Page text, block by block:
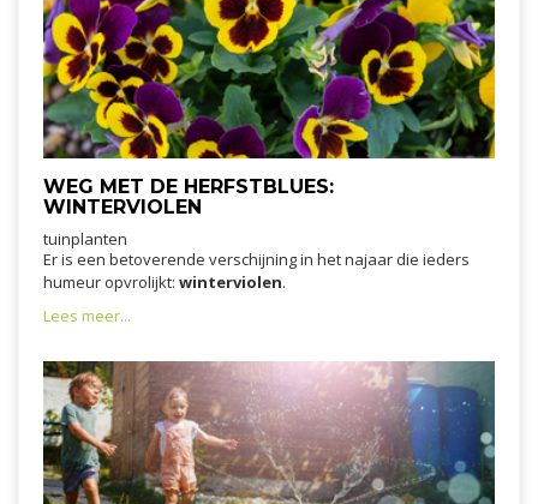
WEG MET DE HERFSTBLUES:
WINTERVIOLEN
tuinplanten
Er is een betoverende verschijning in het najaar die ieders
humeur opvrolijkt: winterviolen.
Lees meer...